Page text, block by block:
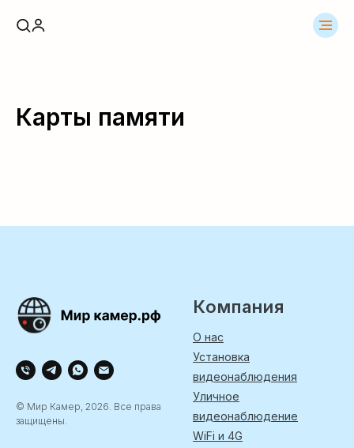
Карты памяти
© Мир Камер, 2026. Все права
защищены.
Компания
О нас
Установка
видеонаблюдения
Уличное
видеонаблюдение
WiFi и 4G